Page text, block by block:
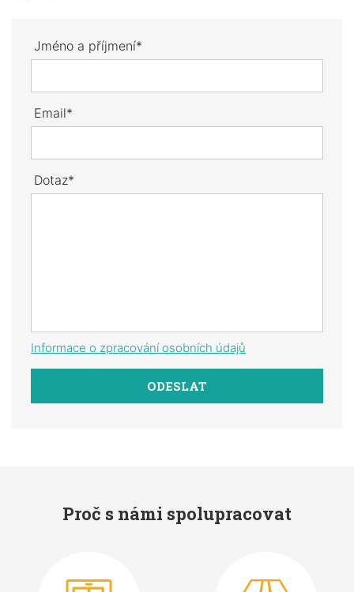
Jméno a příjmení*
Email*
Dotaz*
Informace o zpracování osobních údajů
Proč s námi spolupracovat